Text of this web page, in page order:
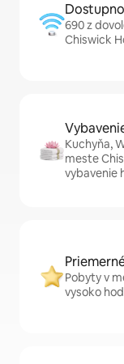
690 z
Chiswick
Kuchyňa,
meste
vybavenie
Pobyty v
vysoko